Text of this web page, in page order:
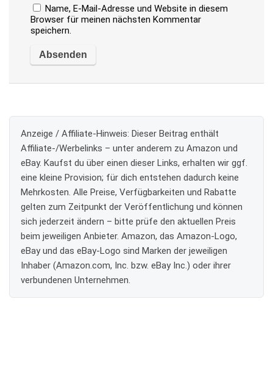
Name, E-Mail-Adresse und Website in diesem
Browser für meinen nächsten Kommentar
speichern.
Anzeige / Affiliate-Hinweis: Dieser Beitrag enthält
Affiliate-/Werbelinks – unter anderem zu Amazon und
eBay. Kaufst du über einen dieser Links, erhalten wir ggf.
eine kleine Provision; für dich entstehen dadurch keine
Mehrkosten. Alle Preise, Verfügbarkeiten und Rabatte
gelten zum Zeitpunkt der Veröffentlichung und können
sich jederzeit ändern – bitte prüfe den aktuellen Preis
beim jeweiligen Anbieter. Amazon, das Amazon-Logo,
eBay und das eBay-Logo sind Marken der jeweiligen
Inhaber (Amazon.com, Inc. bzw. eBay Inc.) oder ihrer
verbundenen Unternehmen.